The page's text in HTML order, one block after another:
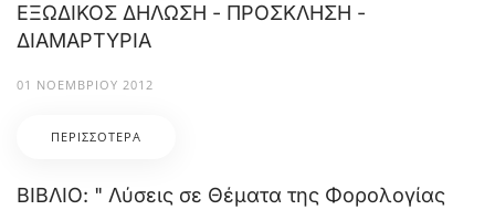
ΕΞΩΔΙΚΟΣ ΔΗΛΩΣΗ - ΠΡΟΣΚΛΗΣΗ -
ΔΙΑΜΑΡΤΥΡΙΑ
01 ΝΟΕΜΒΡΊΟΥ 2012
ΠΕΡΙΣΣΌΤΕΡΑ
ΒΙΒΛΙΟ: " Λύσεις σε Θέματα της Φορολογίας